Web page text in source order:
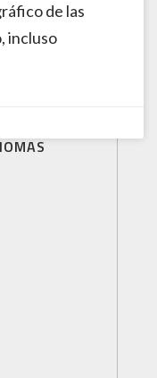
de las
incluso